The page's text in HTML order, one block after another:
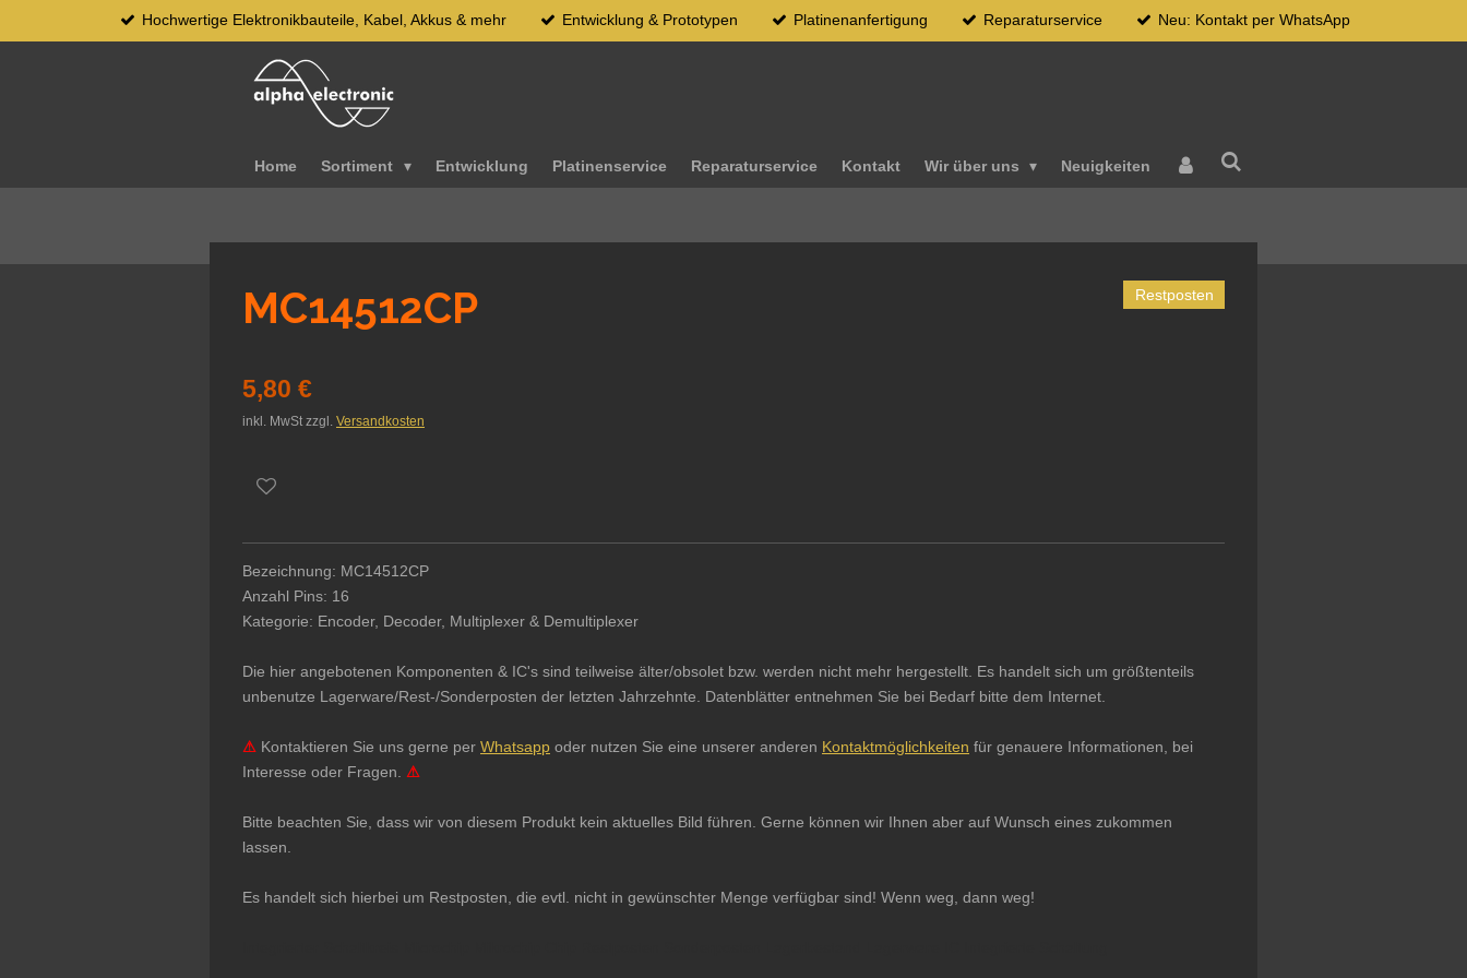
Hauptinhalt
Hochwertige Elektronikbauteile, Kabel, Akkus & mehr Entwicklung & Prototypen Platinenanfertigung Reparaturservice Neu: Kontakt per WhatsApp
Home Sortiment Entwicklung Platinenservice Reparaturservice Kontakt Wir über uns Neuigkeiten
MC14512CP Restposten
5,80 €
inkl. MwSt zzgl. Versandkosten
Bezeichnung: MC14512CP
Anzahl Pins: 16
Kategorie: Encoder, Decoder, Multiplexer & Demultiplexer
Die hier angebotenen Komponenten & IC's sind teilweise älter/obsolet bzw. werden nicht mehr hergestellt. Es handelt sich um größtenteils
unbenutze Lagerware/Rest-/Sonderposten der letzten Jahrzehnte. Datenblätter entnehmen Sie bei Bedarf bitte dem Internet.
⚠ Kontaktieren Sie uns gerne per Whatsapp oder nutzen Sie eine unserer anderen Kontaktmöglichkeiten für genauere Informationen, bei
Interesse oder Fragen. ⚠
Bitte beachten Sie, dass wir von diesem Produkt kein aktuelles Bild führen. Gerne können wir Ihnen aber auf Wunsch eines zukommen
lassen.
Es handelt sich hierbei um Restposten, die evtl. nicht in gewünschter Menge verfügbar sind! Wenn weg, dann weg!